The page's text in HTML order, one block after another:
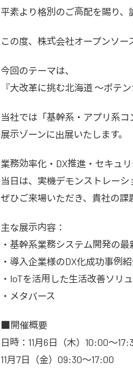
平素より格別のご高配を賜り、
この度、株式会社オープンソー
今回のテーマは、
『大改革に挑む北海道 〜ポテ
当社では「基幹系・アプリ系
展示ゾーンに出展いたします。
業務効率化・DX推進・セキュ
当日は、実機デモンストレーシ
ぜひご来場いただき、貴社の課
主な展示内容：
・基幹系業務システム開発の最
・導入企業様のDX化成功事例
・IoTを活用した生活改善ソリ
・メタバース
■開催概要
日時：11月6日（木）10:00〜
11月7日（金）09:30〜17:00